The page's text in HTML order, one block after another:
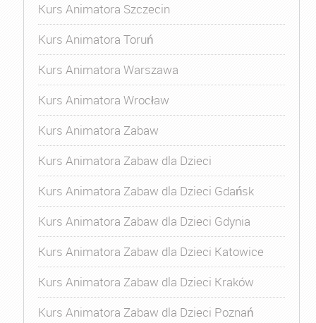
Kurs Animatora Szczecin
Kurs Animatora Toruń
Kurs Animatora Warszawa
Kurs Animatora Wrocław
Kurs Animatora Zabaw
Kurs Animatora Zabaw dla Dzieci
Kurs Animatora Zabaw dla Dzieci Gdańsk
Kurs Animatora Zabaw dla Dzieci Gdynia
Kurs Animatora Zabaw dla Dzieci Katowice
Kurs Animatora Zabaw dla Dzieci Kraków
Kurs Animatora Zabaw dla Dzieci Poznań